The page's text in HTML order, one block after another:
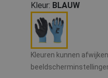
Kleur: BLAUW
Kleuren kunnen